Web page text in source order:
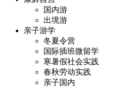
国内游
出境游
亲子游学
冬夏令营
国际插班微留学
寒暑假社会实践
春秋劳动实践
亲子国内